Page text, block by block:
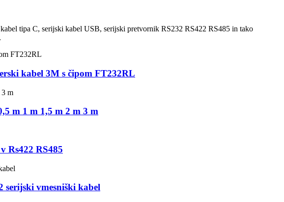
tipa C, serijski kabel USB, serijski pretvornik RS232 RS422 RS485 in tako
kabel 3M s čipom FT232RL
m 1 m 1,5 m 2 m 3 m
Rs422 RS485
serijski vmesniški kabel